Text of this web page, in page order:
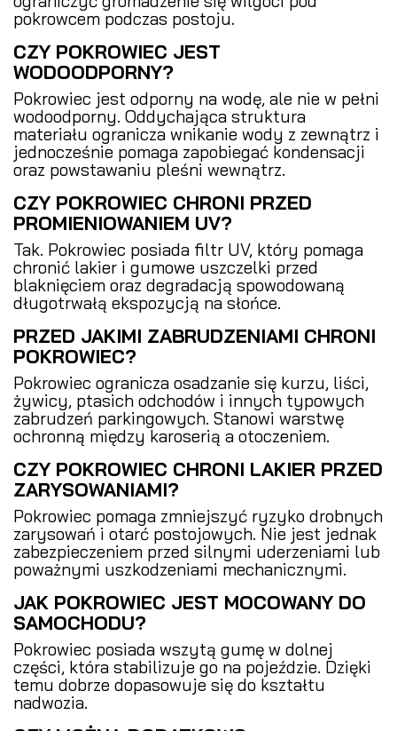
pokrowcem podczas postoju.
CZY POKROWIEC JEST
WODOODPORNY?
Pokrowiec jest odporny na wodę, ale nie w pełni
wodoodporny. Oddychająca struktura
materiału ogranicza wnikanie wody z zewnątrz i
jednocześnie pomaga zapobiegać kondensacji
oraz powstawaniu pleśni wewnątrz.
CZY POKROWIEC CHRONI PRZED
PROMIENIOWANIEM UV?
Tak. Pokrowiec posiada filtr UV, który pomaga
chronić lakier i gumowe uszczelki przed
blaknięciem oraz degradacją spowodowaną
długotrwałą ekspozycją na słońce.
PRZED JAKIMI ZABRUDZENIAMI CHRONI
POKROWIEC?
Pokrowiec ogranicza osadzanie się kurzu, liści,
żywicy, ptasich odchodów i innych typowych
zabrudzeń parkingowych. Stanowi warstwę
ochronną między karoserią a otoczeniem.
CZY POKROWIEC CHRONI LAKIER PRZED
ZARYSOWANIAMI?
Pokrowiec pomaga zmniejszyć ryzyko drobnych
zarysowań i otarć postojowych. Nie jest jednak
zabezpieczeniem przed silnymi uderzeniami lub
poważnymi uszkodzeniami mechanicznymi.
JAK POKROWIEC JEST MOCOWANY DO
SAMOCHODU?
Pokrowiec posiada wszytą gumę w dolnej
części, która stabilizuje go na pojeździe. Dzięki
temu dobrze dopasowuje się do kształtu
nadwozia.